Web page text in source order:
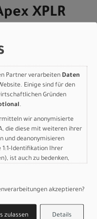
XPLR
für
DSW
Partner verarbeiten Daten
Einige sind für den
Gründen
.
wir anonymisierte
die diese mit weiteren ihrer
und deanonymisieren
1:1-Identifikation Ihrer
ist auch zu bedenken,
akzeptieren?
Details
zulassen